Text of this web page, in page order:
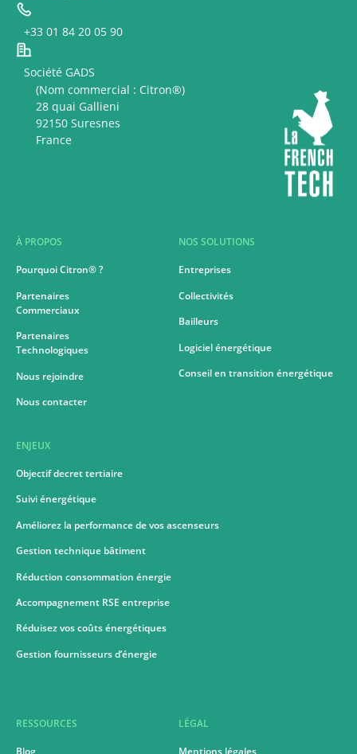
+33 01 84 20 05 90
Société GADS
(Nom commercial : Citron®)
28 quai Gallieni
92150 Suresnes
France
À PROPOS
Pourquoi Citron® ?
Partenaires
Commerciaux
Partenaires
Technologiques
Nous rejoindre
Nous contacter
ENJEUX
Objectif decret tertiaire
Suivi énergétique
Améliorez la performance de vos ascenseurs
Gestion technique bâtiment
Réduction consommation énergie
Accompagnement RSE entreprise
Réduisez vos coûts énergétiques
Gestion fournisseurs d’énergie
NOS SOLUTIONS
Entreprises
Collectivités
Bailleurs
Logiciel énergétique
Conseil en transition énergétique
RESSOURCES
Blog
LÉGAL
Mentions légales